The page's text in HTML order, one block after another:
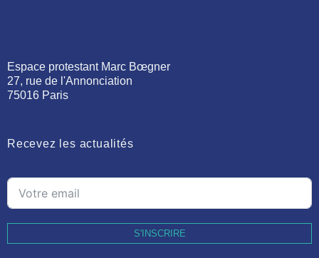
Espace protestant Marc Bœgner
27, rue de l'Annonciation
75016 Paris
Recevez les actualités
S'INSCRIRE